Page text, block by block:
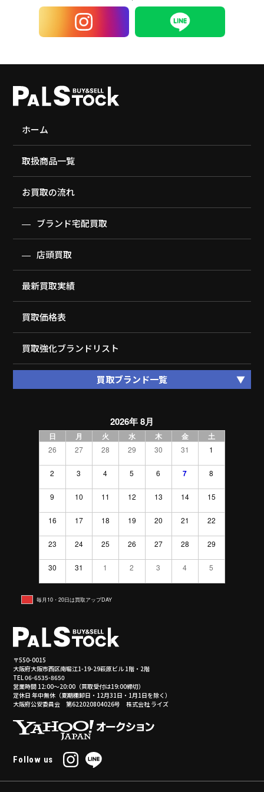
ホーム
取扱商品一覧
お買取の流れ
ブランド宅配買取
店頭買取
最新買取実績
買取価格表
買取強化ブランドリスト
買取ブランド一覧
2026年 8月
日 月 火 水 木 金 土
26 27 28 29 30 31 1
2 3 4 5 6 7 8
9 10 11 12 13 14 15
16 17 18 19 20 21 22
23 24 25 26 27 28 29
30 31 1 2 3 4 5
毎月10・20日は買取アップDAY
〒550-0015
大阪府大阪市西区南堀江1-19-29萩原ビル 1階・2階
TEL 06-6535-8650
営業時間 12:00～20:00（買取受付は19:00締切）
定休日 年中無休（夏期棚卸日・12月31日・1月1日を除く）
大阪府公安委員会 第622020804026号 株式会社 ライズ
Follow us